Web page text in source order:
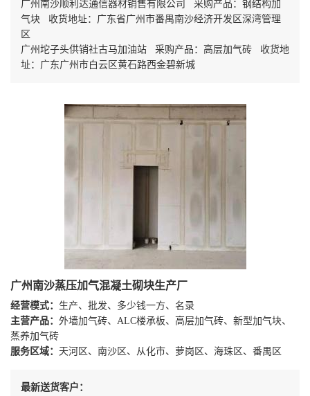
广州南沙顺利达通信器材销售有限公司 采购产品：钢结构加
气块 收货地址：广东省广州市番禺南沙经济开发区深湾管理
区
广州坨子头供销社古马加油站 采购产品：高层加气砖 收货地
址：广东广州市白云区黄石路西金碧新城
广州南沙蒸压加气混凝土砌块生产厂
经营模式： 生产、批发、多少钱一方、名录
主营产品： 外墙加气砖、ALC楼承板、高层加气砖、新型加气块、
蒸养加气砖
服务区域： 天河区、南沙区、从化市、萝岗区、海珠区、番禺区
最新送货客户：